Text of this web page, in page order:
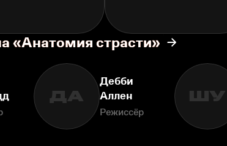
«Анатомия страсти»
ДА
Дебби
Аллен
Режиссёр
ШУ